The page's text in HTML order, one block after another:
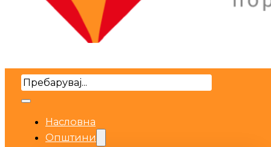
Search
Насловна
Општини